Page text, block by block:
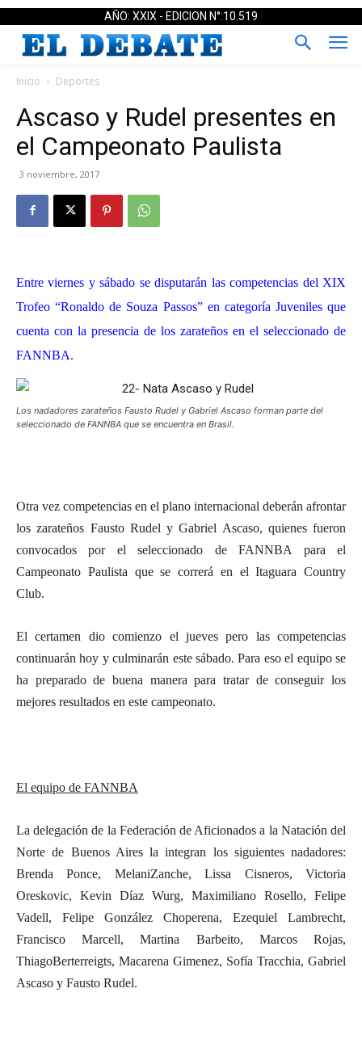
AÑO: XXIX - EDICION N°:10.519
Inicio Deportes
Ascaso y Rudel presentes en
el Campeonato Paulista
3 noviembre, 2017
Entre viernes y sábado se disputarán las competencias del XIX
Trofeo “Ronaldo de Souza Passos” en categoría Juveniles que
cuenta con la presencia de los zarateños en el seleccionado de
FANNBA.
Los nadadores zarateños Fausto Rudel y Gabriel Ascaso forman parte del
seleccionado de FANNBA que se encuentra en Brasil.
Otra vez competencias en el plano internacional deberán afrontar
los zarateños Fausto Rudel y Gabriel Ascaso, quienes fueron
convocados por el seleccionado de FANNBA para el
Campeonato Paulista que se correrá en el Itaguara Country
Club.
El certamen dio comienzo el jueves pero las competencias
continuarán hoy y culminarán este sábado. Para eso el equipo se
ha preparado de buena manera para tratar de conseguir los
mejores resultados en este campeonato.
El equipo de FANNBA
La delegación de la Federación de Aficionados a la Natación del
Norte de Buenos Aires la integran los siguientes nadadores:
Brenda Ponce, MelaniZanche, Lissa Cisneros, Victoria
Oreskovic, Kevin Díaz Wurg, Maximiliano Rosello, Felipe
Vadell, Felipe González Choperena, Ezequiel Lambrecht,
Francisco Marcell, Martina Barbeito, Marcos Rojas,
ThiagoBerterreigts, Macarena Gimenez, Sofía Tracchia, Gabriel
Ascaso y Fausto Rudel.